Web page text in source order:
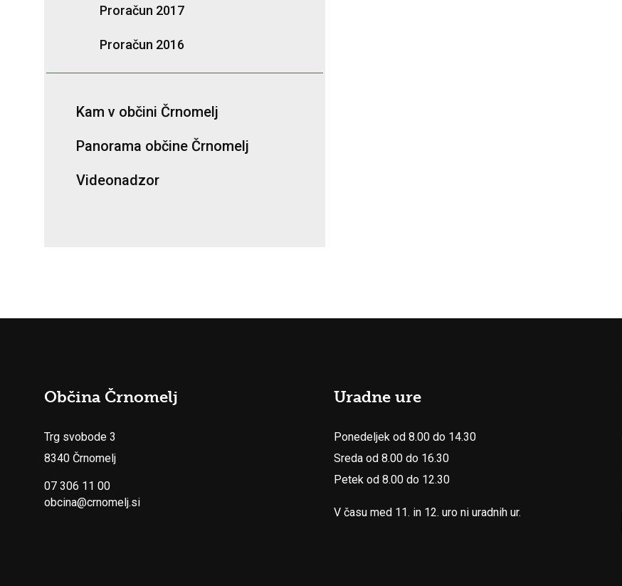
Proračun 2017
Proračun 2016
Kam v občini Črnomelj
Panorama občine Črnomelj
Videonadzor
Občina Črnomelj
Trg svobode 3
8340 Črnomelj
07 306 11 00
obcina@crnomelj.si
Uradne ure
Ponedeljek od 8.00 do 14.30
Sreda od 8.00 do 16.30
Petek od 8.00 do 12.30
V času med 11. in 12. uro ni uradnih ur.